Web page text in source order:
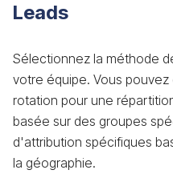
Leads
Sélectionnez la méthode
votre équipe. Vous
rotation pour une
basée sur des groupes
d'attribution spécifiques
la géographie.